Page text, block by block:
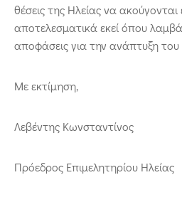
θέσεις της Ηλείας να ακούγονται
αποτελεσματικά εκεί όπου
αποφάσεις για την ανάπτυξη
Με εκτίμηση,
Λεβέντης Κωνσταντίνος
Πρόεδρος Επιμελητηρίου Ηλείας